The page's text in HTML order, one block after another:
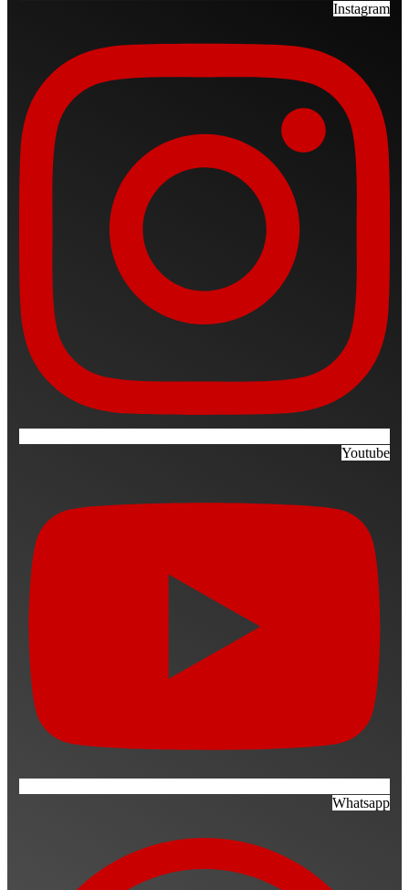
Instagram
Youtube
Whatsapp